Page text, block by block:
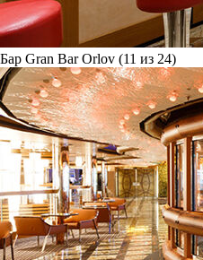
Бар Gran Bar Orlov (11 из 24)